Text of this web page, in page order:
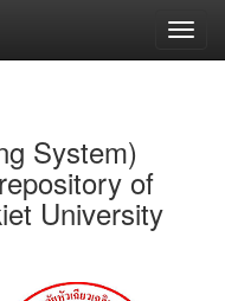
System)
of
University